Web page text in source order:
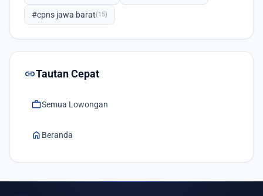
#cpns jawa barat(15)
linkTautan Cepat
workSemua Lowongan
home Beranda